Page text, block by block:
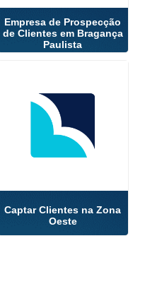
Empresa de Prospecção
de Clientes em Bragança
Paulista
Captar Clientes na Zona
Oeste